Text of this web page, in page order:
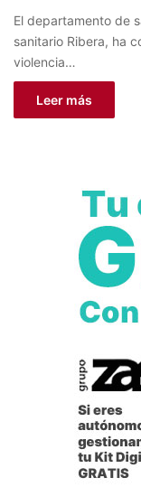
El departamento de
sanitario Ribera, ha
violencia…
Leer más